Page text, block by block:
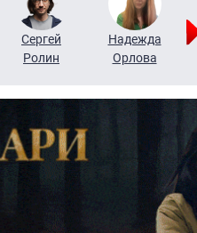
Сергей
Ролин
Надежда
Орлова